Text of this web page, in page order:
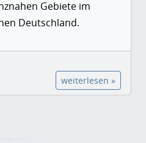
Gebiete im
Deutschland.
weiterlesen »